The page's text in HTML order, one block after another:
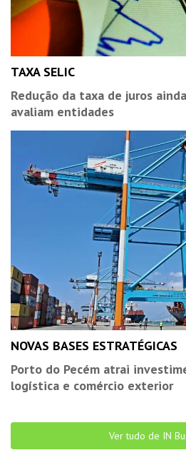
TAXA SELIC
Redução da taxa de juros
avaliam entidades
NOVAS BASES ESTRATÉGICAS
Porto do Pecém atrai
logística e comércio exterior
Ver tudo de IN